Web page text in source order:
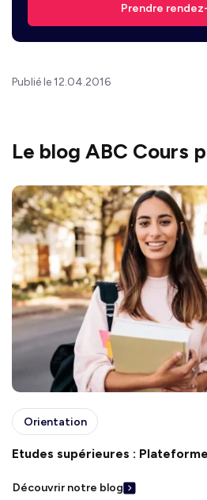
Prendre
Publié le 12.04.2016
Le blog ABC Cours
Orientation
Etudes supérieures :
Découvrir notre blog